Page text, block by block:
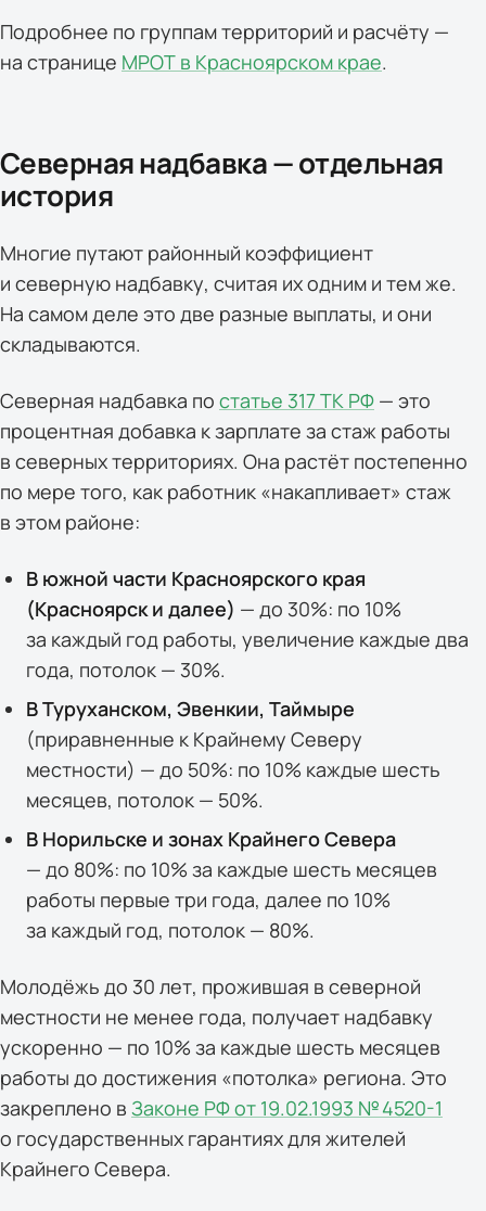
Подробнее по группам территорий и расчёту —
на странице МРОТ в Красноярском крае.
Северная надбавка — отдельная
история
Многие путают районный коэффициент
и северную надбавку, считая их одним и тем же.
На самом деле это две разные выплаты, и они
складываются.
Северная надбавка по статье 317 ТК РФ — это
процентная добавка к зарплате за стаж работы
в северных территориях. Она растёт постепенно
по мере того, как работник «накапливает» стаж
в этом районе:
В южной части Красноярского края
(Красноярск и далее) — до 30%: по 10%
за каждый год работы, увеличение каждые два
года, потолок — 30%.
В Туруханском, Эвенкии, Таймыре
(приравненные к Крайнему Северу
местности) — до 50%: по 10% каждые шесть
месяцев, потолок — 50%.
В Норильске и зонах Крайнего Севера
— до 80%: по 10% за каждые шесть месяцев
работы первые три года, далее по 10%
за каждый год, потолок — 80%.
Молодёжь до 30 лет, прожившая в северной
местности не менее года, получает надбавку
ускоренно — по 10% за каждые шесть месяцев
работы до достижения «потолка» региона. Это
закреплено в Законе РФ от 19.02.1993 № 4520-1
о государственных гарантиях для жителей
Крайнего Севера.